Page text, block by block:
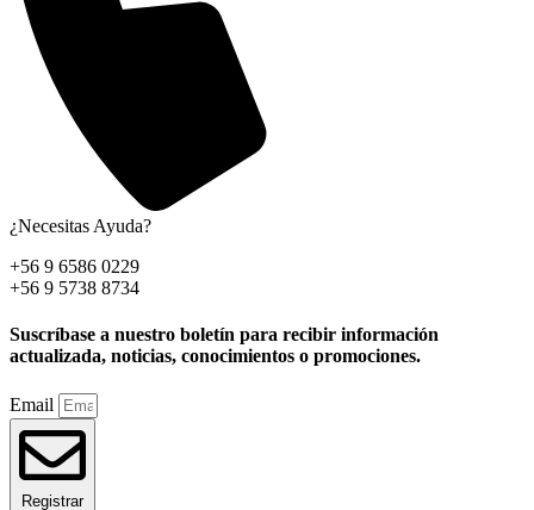
¿Necesitas Ayuda?
+56 9 6586 0229
+56 9 5738 8734
Suscríbase a nuestro boletín para recibir información
actualizada, noticias, conocimientos o promociones.
Email
Registrar